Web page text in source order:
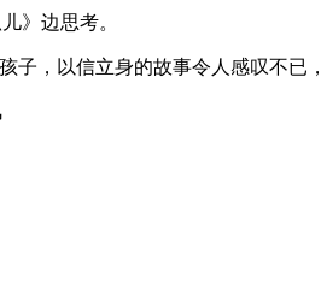
》边思考。
子，以信立身的故事令人感叹不已